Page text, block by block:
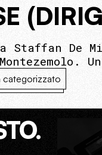
a Staffan De
categorizzato